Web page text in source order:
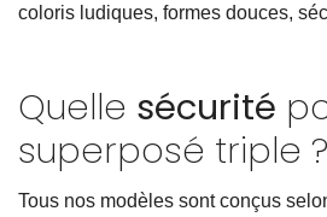
coloris ludiques, formes douces,
Quelle sécurité
superposé triple ?
Tous nos modèles sont conçus